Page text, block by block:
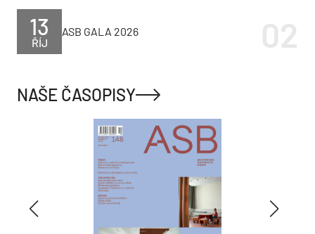
ŘÍJ
13 ASB GALA 2026
NAŠE ČASOPISY